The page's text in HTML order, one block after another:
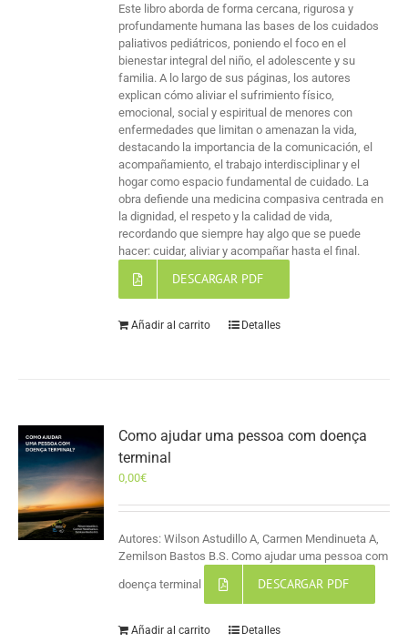
Este libro aborda de forma cercana, rigurosa y
profundamente humana las bases de los cuidados
paliativos pediátricos, poniendo el foco en el
bienestar integral del niño, el adolescente y su
familia. A lo largo de sus páginas, los autores
explican cómo aliviar el sufrimiento físico,
emocional, social y espiritual de menores con
enfermedades que limitan o amenazan la vida,
destacando la importancia de la comunicación, el
acompañamiento, el trabajo interdisciplinar y el
hogar como espacio fundamental de cuidado. La
obra defiende una medicina compasiva centrada en
la dignidad, el respeto y la calidad de vida,
recordando que siempre hay algo que se puede
hacer: cuidar, aliviar y acompañar hasta el final.
DESCARGAR PDF
Añadir al carrito Detalles
Como ajudar uma pessoa com doença
terminal
0,00€
Autores: Wilson Astudillo A, Carmen Mendinueta A,
Zemilson Bastos B.S. Como ajudar uma pessoa com
doença terminal DESCARGAR PDF
Añadir al carrito Detalles